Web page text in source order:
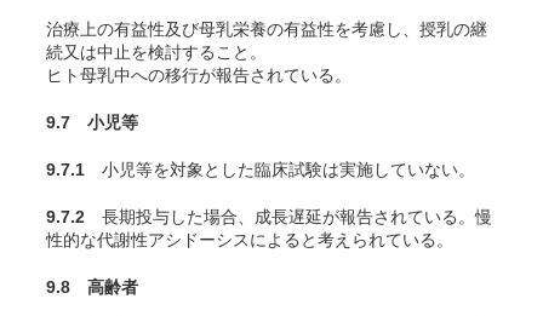
治療上の有益性及び母乳栄養の有益性を考慮し、授乳の継
続又は中止を検討すること。
ヒト母乳中への移行が報告されている。
9.7 小児等
9.7.1 小児等を対象とした臨床試験は実施していない。
9.7.2 長期投与した場合、成長遅延が報告されている。慢
性的な代謝性アシドーシスによると考えられている。
9.8 高齢者